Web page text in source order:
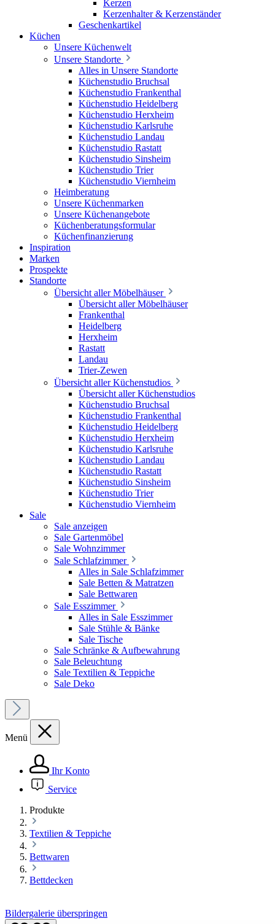
Kerzen
Kerzenhalter & Kerzenständer
Geschenkartikel
Küchen
Unsere Küchenwelt
Unsere Standorte
Alles in Unsere Standorte
Küchenstudio Bruchsal
Küchenstudio Frankenthal
Küchenstudio Heidelberg
Küchenstudio Herxheim
Küchenstudio Karlsruhe
Küchenstudio Landau
Küchenstudio Rastatt
Küchenstudio Sinsheim
Küchenstudio Trier
Küchenstudio Viernheim
Heimberatung
Unsere Küchenmarken
Unsere Küchenangebote
Küchenberatungsformular
Küchenfinanzierung
Inspiration
Marken
Prospekte
Standorte
Übersicht aller Möbelhäuser
Übersicht aller Möbelhäuser
Frankenthal
Heidelberg
Herxheim
Rastatt
Landau
Trier-Zewen
Übersicht aller Küchenstudios
Übersicht aller Küchenstudios
Küchenstudio Bruchsal
Küchenstudio Frankenthal
Küchenstudio Heidelberg
Küchenstudio Herxheim
Küchenstudio Karlsruhe
Küchenstudio Landau
Küchenstudio Rastatt
Küchenstudio Sinsheim
Küchenstudio Trier
Küchenstudio Viernheim
Sale
Sale anzeigen
Sale Gartenmöbel
Sale Wohnzimmer
Sale Schlafzimmer
Alles in Sale Schlafzimmer
Sale Betten & Matratzen
Sale Bettwaren
Sale Esszimmer
Alles in Sale Esszimmer
Sale Stühle & Bänke
Sale Tische
Sale Schränke & Aufbewahrung
Sale Beleuchtung
Sale Textilien & Teppiche
Sale Deko
Menü
Ihr Konto
Service
Produkte
Textilien & Teppiche
Bettwaren
Bettdecken
Bildergalerie überspringen